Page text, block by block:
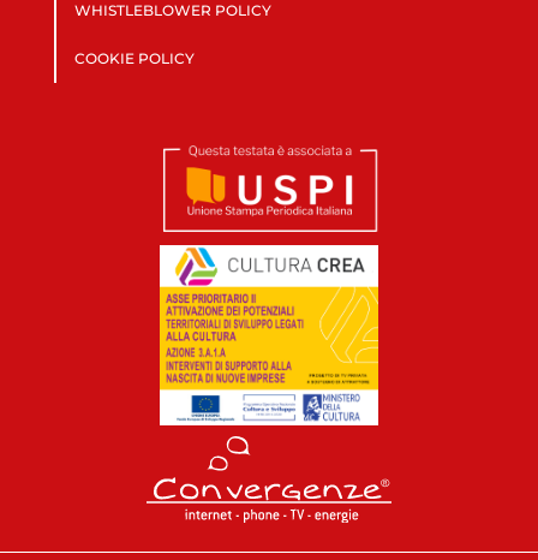
WHISTLEBLOWER POLICY
COOKIE POLICY